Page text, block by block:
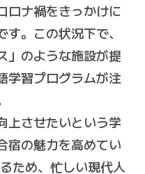
ロナ禍をきっかけに
。この状況下で、
」のような施設が提
学習プログラムが注
上させたいという学
宿の魅力を高めてい
ため、忙しい現代人